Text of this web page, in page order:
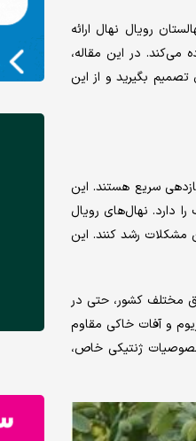
رویال نهال ارائه
می‌کند. در این مقاله،
تصمیم بگیرید و از این
و بازدهی سریع هستند. این
دارد. نهال‌های رویال
مشکلات رشد کنند. این
مختلف کشور، حتی در
در برابر بیماری‌هایی مانند فوزاریوم و آفات خاکی مقاوم
ژنتیکی خاص،